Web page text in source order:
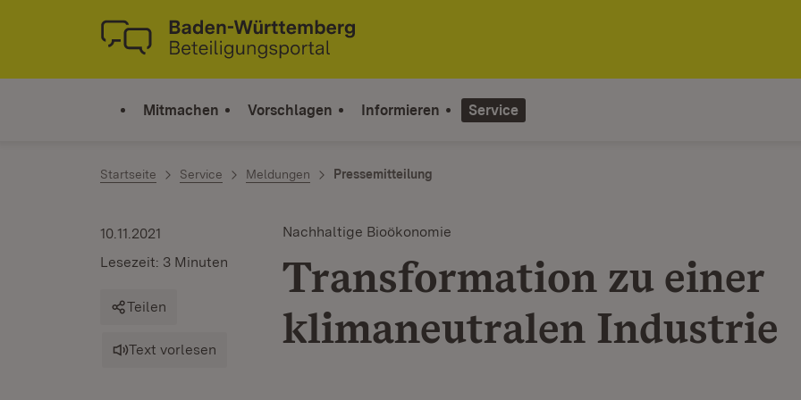
Zum Inhalt springen
Link zur Startseite
Mitmachen Vorschlagen Informieren Service
Startseite Service Meldungen Pressemitteilung
Nachhaltige Bioökonomie
Transformation zu einer
klimaneutralen Industrie
10.11.2021
Lesezeit: 3 Minuten
Teilen
Text vorlesen